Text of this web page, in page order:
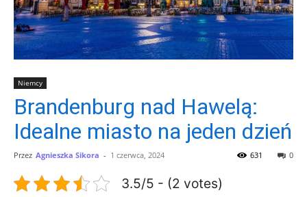
Niemcy
Brandenburg nad Hawelą:
Idealne miasto na jeden dzień
Przez Agnieszka Sikora - 1 czerwca, 2024 0
631
3.5/5 - (2 votes)